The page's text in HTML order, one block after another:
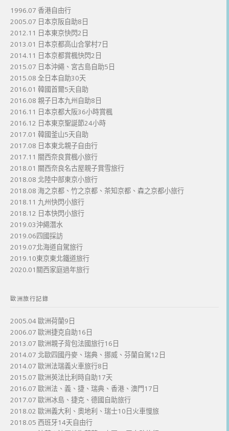
1996.07 香港自由行
2005.07 日本京阪自助8日
2012.11 日本東京快閃2日
2013.01 日本京都高山合掌村7日
2014.11 日本京都賞楓快閃2日
2015.07 日本沖繩、宮古島自助5日
2015.08 全日本自助30天
2016.01 韓國首爾5天自助
2016.08 親子日本九州自助8日
2016.11 日本京都大阪36小時賞楓
2016.12 日本東京聖誕節24小時
2017.01 韓國釜山5天自助
2017.08 日本東北親子自由行
2017.11 關西奈良賞楓小旅行
2018.01 關西奈良名古屋親子賞雪旅行
2018.08 北陸中部東京小旅行
2018.08 海之京都、竹之京都、茶知京都、森之京都小旅行
2018.11 九州快閃小旅行
2018.12 日本快閃小旅行
2019.03沖繩潛水
2019.06四國採訪
2019.07北海道自駕旅行
2019.10東京東北鐵道旅行
2020.01關西家庭過年旅行
歐洲旅行記錄
2005.04 歐洲荷蘭9日
2006.07 歐洲捷克自助16日
2013.07 歐洲親子背包法國旅行16日
2014.07 北歐四國丹麥、瑞典、挪威、芬蘭自駕12日
2014.07 歐洲法瑞義火車旅行8日
2015.07 歐洲英法比利時自助17天
2016.07 歐洲法、義、捷、瑞典、香港、澳門17日
2017.07 歐洲冰島、捷克、德國自助旅行
2018.02 歐洲義大利、奧地利、瑞士10日火車慢旅
2018.05 西班牙14天自由行